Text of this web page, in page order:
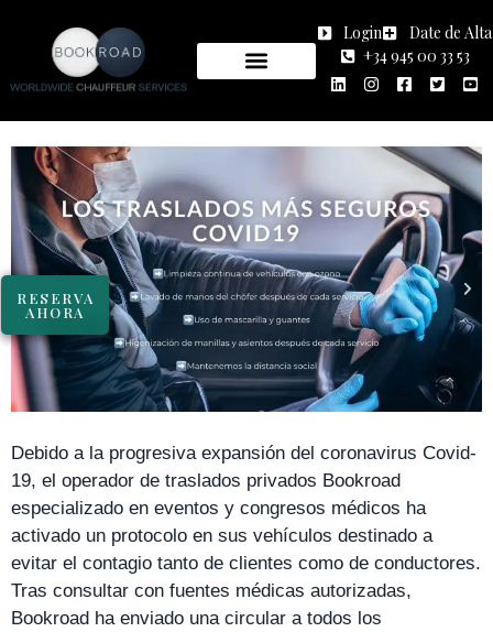
Login
Date de Alta
+34 945 00 33 53
RESERVA
AHORA
OOKROAD activa las pautas para
garantizar la seguridad de sus clientes y
Debido a la progresiva expansión del coronavirus Covid-
19, el operador de traslados privados Bookroad
especializado en eventos y congresos médicos ha
activado un protocolo en sus vehículos destinado a
evitar el contagio tanto de clientes como de conductores.
Tras consultar con fuentes médicas autorizadas,
Bookroad ha enviado una circular a todos los